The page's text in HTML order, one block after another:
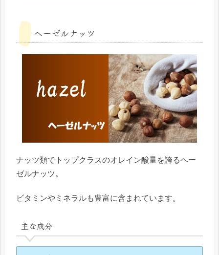
ヘーゼルナッツ
ナッツ類でトップクラスのオレイン酸量を誇るヘー
ゼルナッツ。
ビタミンやミネラルも豊富に含まれています。
主な成分